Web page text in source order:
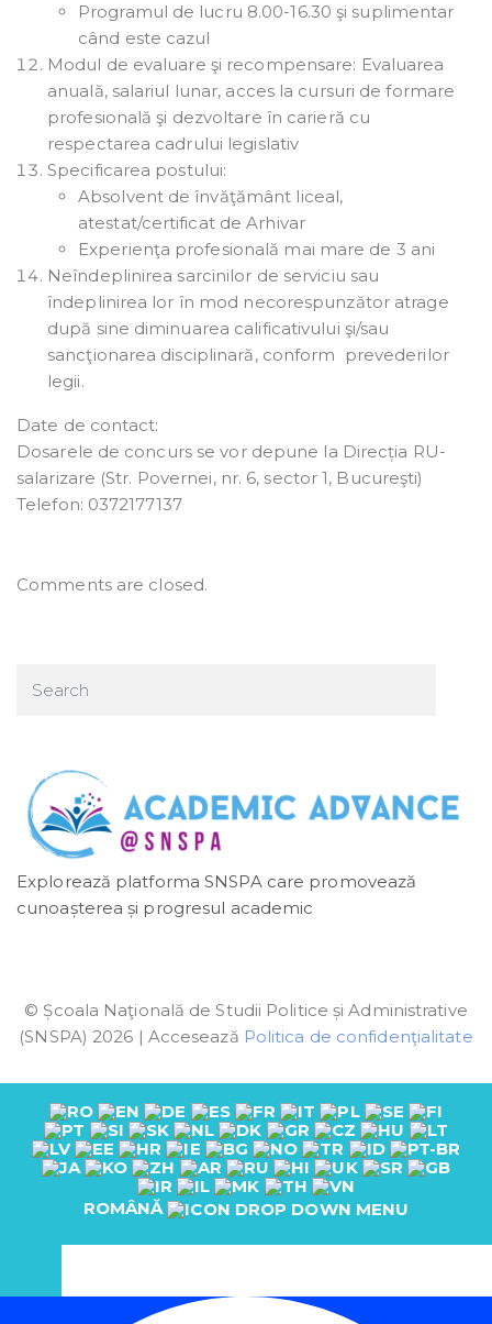
Programul de lucru 8.00-16.30 şi suplimentar
când este cazul
Modul de evaluare şi recompensare: Evaluarea
anuală, salariul lunar, acces la cursuri de formare
profesională şi dezvoltare în carieră cu
respectarea cadrului legislativ
Specificarea postului:
Absolvent de învăţământ liceal,
atestat/certificat de Arhivar
Experienţa profesională mai mare de 3 ani
Neîndeplinirea sarcinilor de serviciu sau
îndeplinirea lor în mod necorespunzător atrage
după sine diminuarea calificativului şi/sau
sancţionarea disciplinară, conform prevederilor
legii.
Date de contact:
Dosarele de concurs se vor depune la Direcția RU-
salarizare (Str. Povernei, nr. 6, sector 1, Bucureşti)
Telefon: 0372177137
Comments are closed.
Explorează platforma SNSPA care promovează
cunoașterea și progresul academic
© Școala Naţională de Studii Politice și Administrative
(SNSPA) 2026 | Accesează Politica de confidenţialitate
ROMÂNĂ